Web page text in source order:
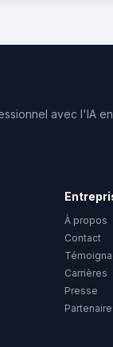
avec l'IA en
À propos
Contact
Carrières
Presse